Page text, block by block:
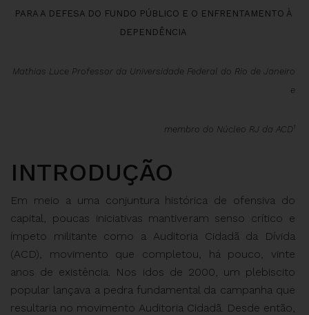
PARA A DEFESA DO FUNDO PÚBLICO E O ENFRENTAMENTO À
DEPENDÊNCIA
Mathias Luce Professor da Universidade Federal do Rio de Janeiro
e
membro do Núcleo RJ da ACD 1
INTRODUÇÃO
Em meio a uma conjuntura histórica de ofensiva do
capital, poucas iniciativas mantiveram senso crítico e
ímpeto militante como a Auditoria Cidadã da Dívida
(ACD), movimento que completou, há pouco, vinte
anos de existência. Nos idos de 2000, um plebiscito
popular lançava a pedra fundamental da campanha que
resultaria no movimento Auditoria Cidadã. Desde então,